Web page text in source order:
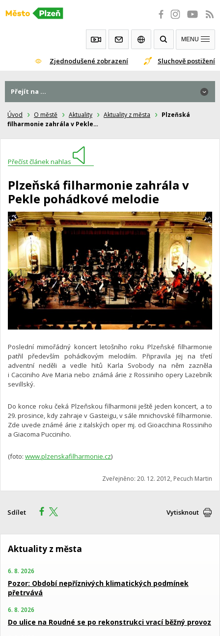
Přeskočit
Zjednodušené zobrazení Sluchově postižení
MENU
Úvod O městě Aktuality Aktuality z města
Plzeňská
filharmonie zahrála v Pekle…
Přečíst článek nahlas
Plzeňská filharmonie zahrála v
Pekle pohádkové melodie
Poslední mimořádný koncert letošního roku Plzeňské filharmonie
patřil především pohádkovým melodiím. Připravila jej na třetí
adventní neděli a vedle hitů Karla Svobody na něm zazněla
i Cacciniho Ave Maria nebo známá árie z Rossiniho opery Lazebník
sevillský.
Do konce roku čeká Plzeňskou filharmonii ještě jeden koncert, a to
29. prosince, kdy zahraje v Gasteigu, v sále mnichovské filharmonie.
Zde uvede známé árie z italských oper mj. od Gioacchina Rossiniho
a Giacoma Pucciniho.
(foto: www.plzenskafilharmonie.cz)
Zveřejněno: 20. 12. 2012, Pecuch Martin
Sdílet Vytisknout
Přejít na ...
Aktuality z města
6. 8. 2026
Pozor: Období nepříznivých klimatických podmínek
přetrvává
6. 8. 2026
Do ulice na Roudné se po rekonstrukci vrací běžný provoz